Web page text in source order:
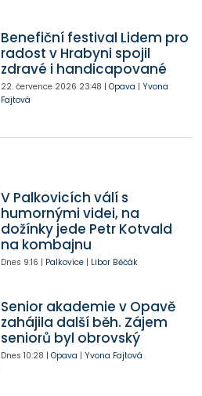
Benefiční festival Lidem pro
radost v Hrabyni spojil
zdravé i handicapované
22. července 2026 23:48 | Opava | Yvona
Fajtová
V Palkovicích válí s
humornými videi, na
dožínky jede Petr Kotvald
na kombajnu
Dnes 9:16 | Palkovice| Libor Běčák
Senior akademie v Opavě
zahájila další běh. Zájem
seniorů byl obrovský
Dnes 10:28 | Opava | Yvona Fajtová